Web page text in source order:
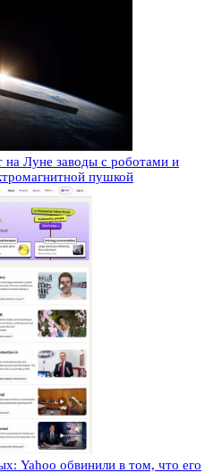
на Луне заводы с роботами и
пушкой
Yahoo обвинили в том, что его